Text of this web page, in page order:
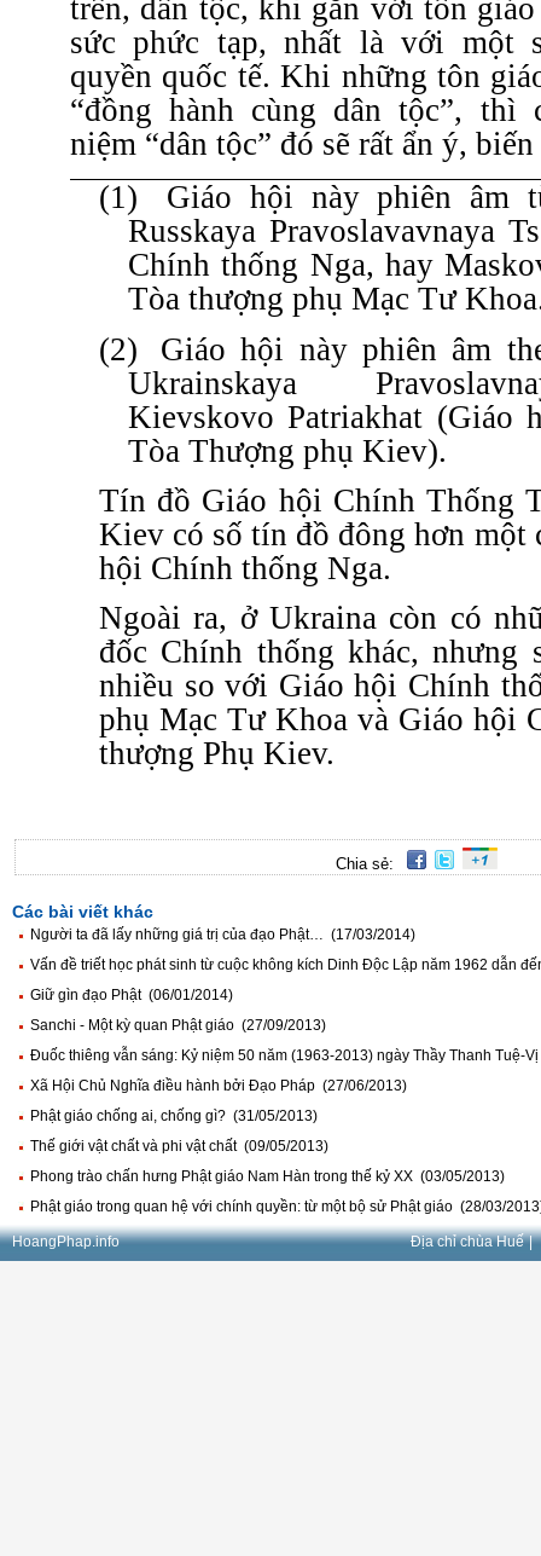
trên, dân tộc, khi gắn với tôn
sức phức tạp, nhất là với một
quyền quốc tế. Khi những tôn
“đồng hành cùng dân tộc”, thì
niệm “dân tộc” đó sẽ rất ẩn ý, biến
(1)
Giáo hội này phiên âm
Russkaya Pravoslavavnaya
Chính thống Nga, hay
Tòa thượng phụ Mạc Tư
(2)
Giáo hội này phiên âm
Ukrainskaya
Kievskovo Patriakhat (Giáo
Tòa Thượng phụ Kiev).
Tín đồ Giáo hội Chính Thống
Kiev có số tín đồ đông hơn một
hội Chính thống Nga.
Ngoài ra, ở Ukraina còn có
đốc Chính thống khác,
nhiều so với Giáo hội Chính
phụ Mạc Tư Khoa và Giáo hội
thượng Phụ Kiev.
Chia sẻ:
Các bài viết khác
Người ta đã lấy những giá trị của đạo Phật… (17/03/2014)
Vấn đề triết học phát sinh từ cuộc không kích Dinh Độc Lập năm 1962 dẫn
Giữ gìn đạo Phật (06/01/2014)
Sanchi - Một kỳ quan Phật giáo (27/09/2013)
Đuốc thiêng vẫn sáng: Kỷ niệm 50 năm (1963-2013) ngày Thầy Thanh Tuệ-
Xã Hội Chủ Nghĩa điều hành bởi Đạo Pháp (27/06/2013)
Phật giáo chống ai, chống gì? (31/05/2013)
Thế giới vật chất và phi vật chất (09/05/2013)
Phong trào chấn hưng Phật giáo Nam Hàn trong thế kỷ XX (03/05/2013)
Phật giáo trong quan hệ với chính quyền: từ một bộ sử Phật giáo (28/03/
HoangPhap.info Địa chỉ chùa Huế |